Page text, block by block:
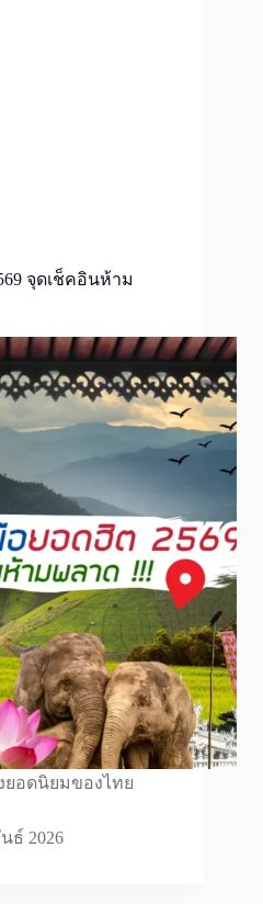
จุดเช็คอินห้าม
ยอดนิยมของไทย
ธ์ 2026